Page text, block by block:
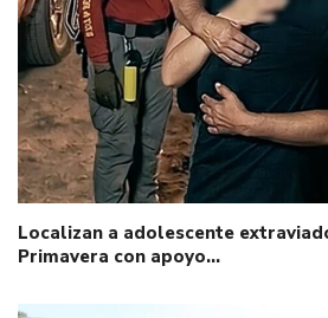
Localizan a adolescente
Primavera con apoyo…